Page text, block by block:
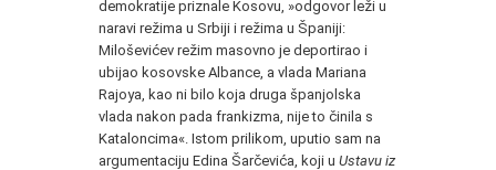
demokratije priznale Kosovu, »odgovor leži u
naravi režima u Srbiji i režima u Španiji:
Miloševićev režim masovno je deportirao i
ubijao kosovske Albance, a vlada Mariana
Rajoya, kao ni bilo koja druga španjolska
vlada nakon pada frankizma, nije to činila s
Kataloncima«. Istom prilikom, uputio sam na
argumentaciju Edina Šarčevića, koji u Ustavu iz